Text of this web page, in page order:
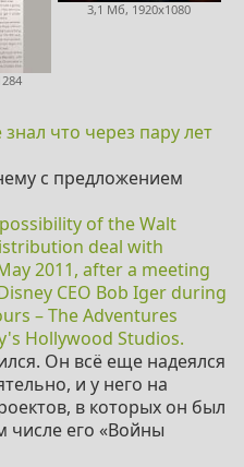
3,1 Мб, 1920x1080
что через пару лет
с предложением
of the Walt
deal with
2011, after a meeting
CEO Bob Iger during
– The Adventures
Hollywood Studios.
Он всё еще надеялся
и у него на
в которых он был
числе его «Войны